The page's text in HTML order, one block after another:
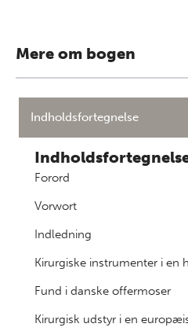
Mere om bogen
Indholdsfortegnelse
Forord
Vorwort
Indledning
Kirurgiske instrumenter i en
Fund i danske offermoser
Kirurgisk udstyr i en